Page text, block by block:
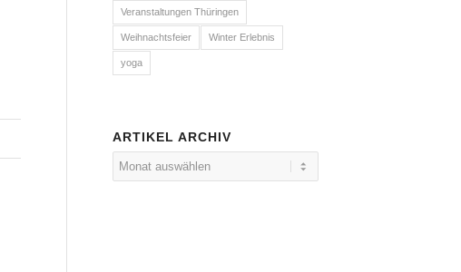
Veranstaltungen Thüringen
Weihnachtsfeier Winter Erlebnis
yoga
ARTIKEL ARCHIV